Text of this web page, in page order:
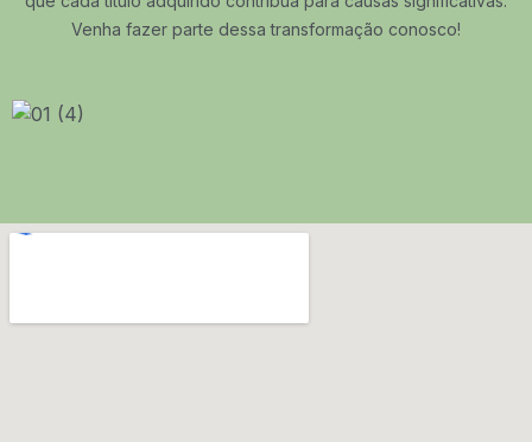
Venha fazer parte dessa transformação conosco!